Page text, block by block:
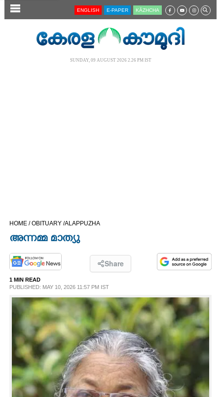
SECTIONS
OPINION
PHOTOS
LIFESTYLE
SPIRITUAL
INFO+
ENGLISH E-PAPER KĀZHCHA
SUNDAY, 09 AUGUST 2026 2.26 PM IST
HOME /OBITUARY /ALAPPUZHA
അന്നമ്മ മാത്യു
Share
1 MIN READ
PUBLISHED: MAY 10, 2026 11:57 PM IST